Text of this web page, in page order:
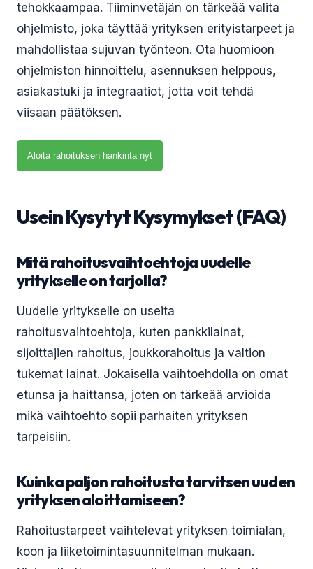
tehokkaampaa. Tiiminvetäjän on tärkeää valita
ohjelmisto, joka täyttää yrityksen erityistarpeet ja
mahdollistaa sujuvan työnteon. Ota huomioon
ohjelmiston hinnoittelu, asennuksen helppous,
asiakastuki ja integraatiot, jotta voit tehdä
viisaan päätöksen.
Aloita rahoituksen hankinta nyt
Usein Kysytyt Kysymykset (FAQ)
Mitä rahoitusvaihtoehtoja uudelle
yritykselle on tarjolla?
Uudelle yritykselle on useita
rahoitusvaihtoehtoja, kuten pankkilainat,
sijoittajien rahoitus, joukkorahoitus ja valtion
tukemat lainat. Jokaisella vaihtoehdolla on omat
etunsa ja haittansa, joten on tärkeää arvioida
mikä vaihtoehto sopii parhaiten yrityksen
tarpeisiin.
Kuinka paljon rahoitusta tarvitsen uuden
yrityksen aloittamiseen?
Rahoitustarpeet vaihtelevat yrityksen toimialan,
koon ja liiketoimintasuunnitelman mukaan.